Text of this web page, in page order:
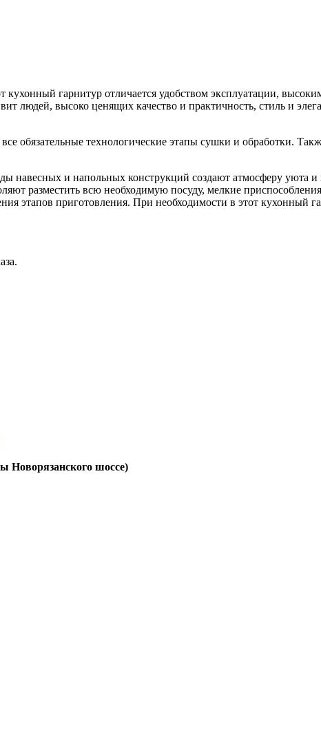
гарнитур отличается удобством эксплуатации,
людей, высоко ценящих качество и практичность, стиль и
обязательные технологические этапы сушки и обработки.
навесных и напольных конструкций создают атмосферу уюта и
разместить всю необходимую посуду, мелкие
этапов приготовления. При необходимости в этот кухонный
Новорязанского шоссе)